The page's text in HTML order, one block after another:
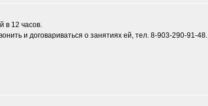
в 12 часов.
и договариваться о занятиях ей, тел. 8-903-290-91-48.